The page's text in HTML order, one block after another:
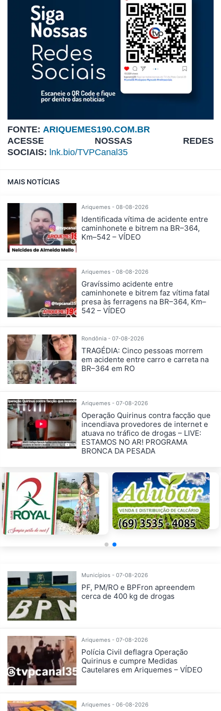
FONTE: ARIQUEMES190.COM.BR
ACESSE NOSSAS REDES
SOCIAIS: lnk.bio/TVPCanal35
MAIS NOTÍCIAS
Ariquemes - 08-08-2026
Identificada vítima de acidente entre
caminhonete e bitrem na BR–364,
Km–542 – VÍDEO
Ariquemes - 08-08-2026
Gravíssimo acidente entre
caminhonete e bitrem faz vítima fatal
presa às ferragens na BR–364, Km–
542 – VÍDEO
Rondônia - 07-08-2026
TRAGÉDIA: Cinco pessoas morrem
em acidente entre carro e carreta na
BR–364 em RO
Ariquemes - 07-08-2026
Operação Quirinus contra facção que
incendiava provedores de internet e
atuava no tráfico de drogas – LIVE:
ESTAMOS NO AR! PROGRAMA
BRONCA DA PESADA
Municípios - 07-08-2026
PF, PM/RO e BPFron apreendem
cerca de 400 kg de drogas
Ariquemes - 07-08-2026
Polícia Civil deflagra Operação
Quirinus e cumpre Medidas
Cautelares em Ariquemes – VÍDEO
Ariquemes - 06-08-2026